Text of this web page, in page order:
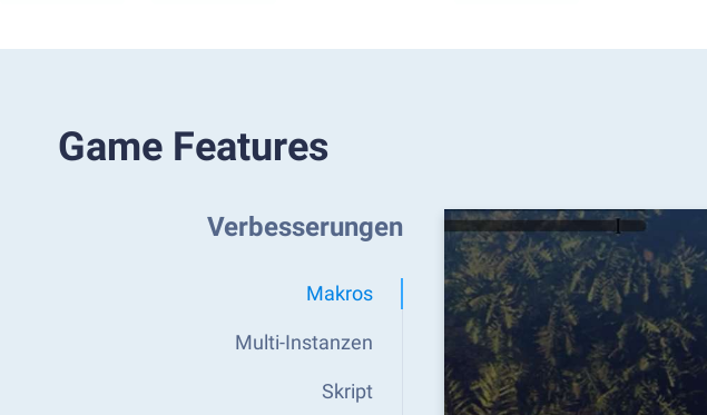
Game Features
Verbesserungen
Makros
Multi-Instanzen
Skript